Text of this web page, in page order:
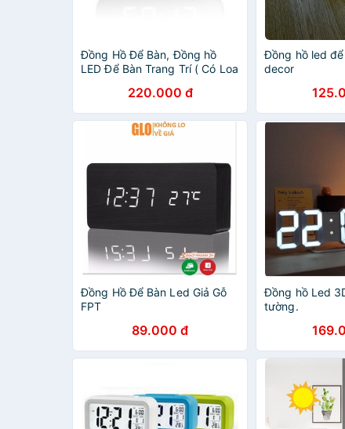
Đồng Hồ Để Bàn, Đồng hồ
LED Để Bàn Trang Trí ( Có Loa
220.000 đ
Đồng hồ led
decor
Đồng Hồ Để Bàn Led Giả Gỗ
FPT
89.000 đ
Đồng hồ Led
tường.